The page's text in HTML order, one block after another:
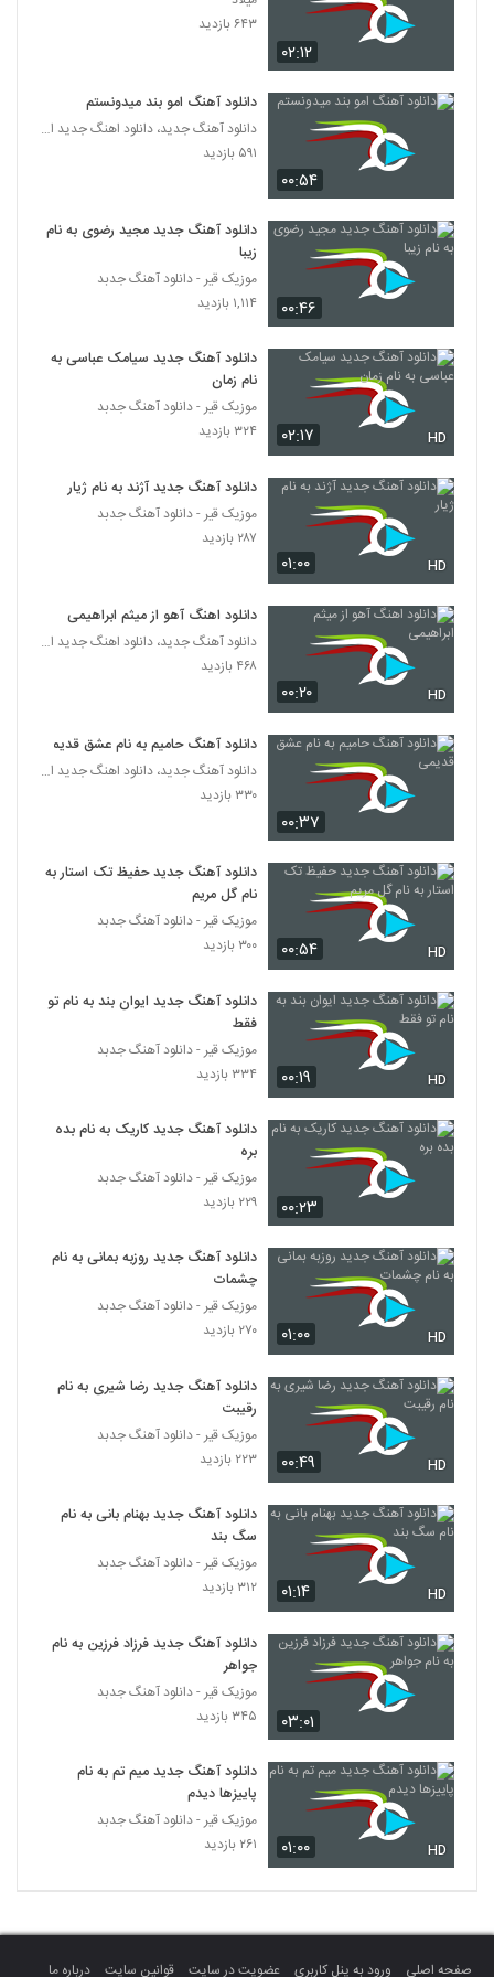
آهنگ دیوانگی از امیر رضا آل صفر(پاپ)
آهنگ حامد نیک پی بنام وای بر ما
میلاد فلاح آهنگ خودتی فرشته
آهنگ کامران مولایی بنام آغوش ویرونه
دانلود آهنگ دل دل نکن از علیرضا قرینه
5363
آهنگ مسند بنام وابده
5364
آهنگ رضا ثابتی بنام مهم نیست
۲۴۸ بازدید
دانلود آهنگ سام حالم بده
5366
۴۹۵ بازدید
دانلود آهنگ ساسان محقق عطرت
۲۲۵ بازدید
موزیک زیبای ای یار از رضا یوسفی پور
5369
دانلود آهنگ پوریا صالحی دنیا
۲۲۴ بازدید
5370
آهنگ جبرئیل از امید عقیلی(پاپ)
۲۳۴ بازدید
Morteza Ahmadi I Lajbaz
5372
۲۱۰ بازدید
آهنگ فردین کنعانی بنام بد باشی هم خوبه
۲۳۰ بازدید
Behzad Tarock 12 Shab
5375 بوم
5376
دانلود آهنگ جدید و زیبای امیر باغبان با نام
تقدیر
Fadavi Dastat Doore)
۲۰۲ بازدید
5378
موزیک زیبای شهر چشمات از پوریا سلیمانی
۲۱۷ بازدید
Birahm)
5380
Moein Geo Mofrad
۰۲:۱۲
۶۴۳ بازدید
۰۰:۵۴
دانلود آهنگ امو بند میدونستم
دانلود آهنگ جدید، دانلود اهنگ جدید ایرانی
۵۹۱ بازدید
۰۰:۴۶
دانلود آهنگ جدید مجید رضوی به نام
زیبا
موزیک قیر - دانلود آهنگ جدبد
۱,۱۱۴ بازدید
۰۲:۱۷ HD
دانلود آهنگ جدید سیامک عباسی به
نام زمان
موزیک قیر - دانلود آهنگ جدبد
۳۲۴ بازدید
۰۱:۰۰ HD
دانلود آهنگ جدید آژند به نام ژیار
موزیک قیر - دانلود آهنگ جدبد
۲۸۷ بازدید
۰۰:۲۰ HD
دانلود اهنگ آهو از میثم ابراهیمی
دانلود آهنگ جدید، دانلود اهنگ جدید ایرانی
۴۶۸ بازدید
۰۰:۳۷
دانلود آهنگ حامیم به نام عشق قدیمی
دانلود آهنگ جدید، دانلود اهنگ جدید ایرانی
۳۳۰ بازدید
۰۰:۵۴ HD
دانلود آهنگ جدید حفیظ تک استار به
نام گل مریم
موزیک قیر - دانلود آهنگ جدبد
۳۰۰ بازدید
۰۰:۱۹ HD
دانلود آهنگ جدید ایوان بند به نام تو
فقط
موزیک قیر - دانلود آهنگ جدبد
۳۳۴ بازدید
۰۰:۲۳
دانلود آهنگ جدید کاریک به نام بده
بره
موزیک قیر - دانلود آهنگ جدبد
۲۲۹ بازدید
۰۱:۰۰ HD
دانلود آهنگ جدید روزبه بمانی به نام
چشمات
موزیک قیر - دانلود آهنگ جدبد
۲۷۰ بازدید
۰۰:۴۹ HD
دانلود آهنگ جدید رضا شیری به نام
رقیبت
موزیک قیر - دانلود آهنگ جدبد
۲۲۳ بازدید
۰۱:۱۴ HD
دانلود آهنگ جدید بهنام بانی به نام
سگ بند
موزیک قیر - دانلود آهنگ جدبد
۳۱۲ بازدید
۰۳:۰۱
دانلود آهنگ جدید فرزاد فرزین به نام
جواهر
موزیک قیر - دانلود آهنگ جدبد
۳۴۵ بازدید
۰۱:۰۰ HD
دانلود آهنگ جدید میم تم به نام
پاییزها دیدم
موزیک قیر - دانلود آهنگ جدبد
۲۶۱ بازدید
صفحه اصلی ورود به پنل کاربری عضویت در سایت قوانین سایت درباره ما